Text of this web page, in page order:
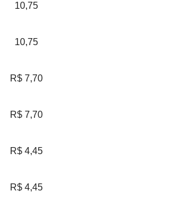
10,75
10,75
R$ 7,70
R$ 7,70
R$ 4,45
R$ 4,45